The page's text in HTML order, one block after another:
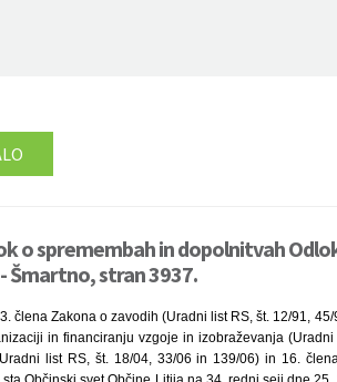
o spremembah in dopolnitvah
Šmartno, stran 3937.
člena Zakona o zavodih (Uradni list RS, št. 12/91,
in financiranju vzgoje in izobraževanja
list RS, št. 18/04, 33/06 in 139/06) in 16.